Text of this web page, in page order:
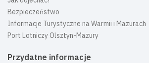
Bezpieczeństwo
Informacje Turystyczne na Warmii i Mazurach
Port Lotniczy Olsztyn-Mazury
Przydatne informacje